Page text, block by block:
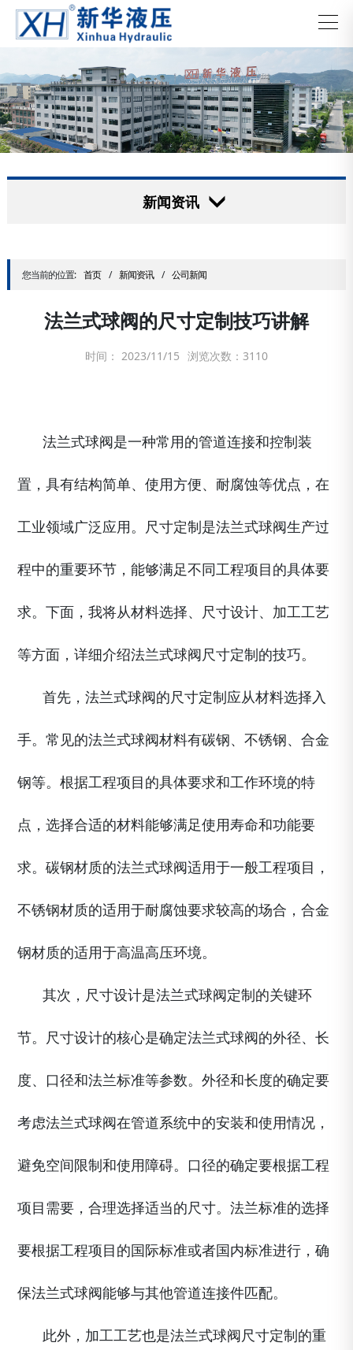
新闻资讯
您当前的位置: 首页 / 新闻资讯 / 公司新闻
法兰式球阀的尺寸定制技巧讲解
时间： 2023/11/15 浏览次数：3110
法兰式球阀是一种常用的管道连接和控制装
置，具有结构简单、使用方便、耐腐蚀等优点，在
工业领域广泛应用。尺寸定制是法兰式球阀生产过
程中的重要环节，能够满足不同工程项目的具体要
求。下面，我将从材料选择、尺寸设计、加工工艺
等方面，详细介绍法兰式球阀尺寸定制的技巧。
首先，法兰式球阀的尺寸定制应从材料选择入
手。常见的法兰式球阀材料有碳钢、不锈钢、合金
钢等。根据工程项目的具体要求和工作环境的特
点，选择合适的材料能够满足使用寿命和功能要
求。碳钢材质的法兰式球阀适用于一般工程项目，
不锈钢材质的适用于耐腐蚀要求较高的场合，合金
钢材质的适用于高温高压环境。
其次，尺寸设计是法兰式球阀定制的关键环
节。尺寸设计的核心是确定法兰式球阀的外径、长
度、口径和法兰标准等参数。外径和长度的确定要
考虑法兰式球阀在管道系统中的安装和使用情况，
避免空间限制和使用障碍。口径的确定要根据工程
项目需要，合理选择适当的尺寸。法兰标准的选择
要根据工程项目的国际标准或者国内标准进行，确
保法兰式球阀能够与其他管道连接件匹配。
此外，加工工艺也是法兰式球阀尺寸定制的重